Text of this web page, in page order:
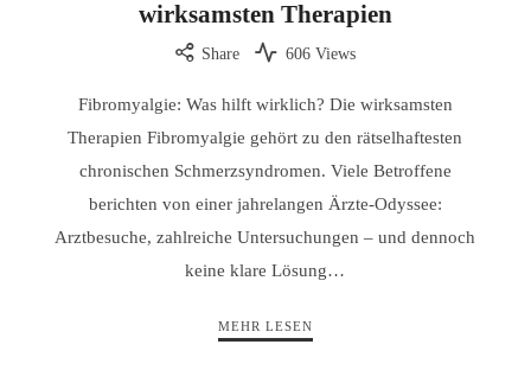
wirksamsten Therapien
Share 606 Views
Fibromyalgie: Was hilft wirklich? Die wirksamsten
Therapien Fibromyalgie gehört zu den rätselhaftesten
chronischen Schmerzsyndromen. Viele Betroffene
berichten von einer jahrelangen Ärzte-Odyssee:
Arztbesuche, zahlreiche Untersuchungen – und dennoch
keine klare Lösung…
MEHR LESEN